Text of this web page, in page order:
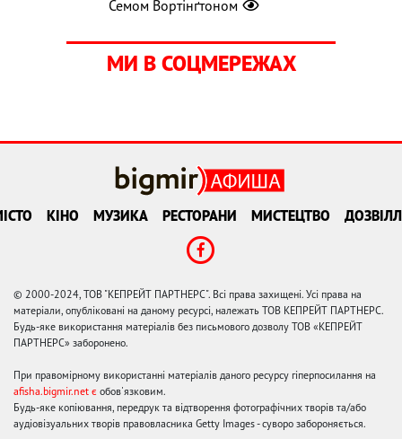
Семом Вортінґтоном
МИ В СОЦМЕРЕЖАХ
КІНО МУЗИКА РЕСТОРАНИ МИСТЕЦТВО
© 2000-2024, ТОВ "КЕПРЕЙТ ПАРТНЕРС". Всі права захищені. Усі права на
матеріали, опубліковані на даному ресурсі, належать ТОВ КЕПРЕЙТ ПАРТНЕРС.
Будь-яке використання матеріалів без письмового дозволу ТОВ «КЕПРЕЙТ
ПАРТНЕРС» заборонено.
При правомірному використанні матеріалів даного ресурсу гіперпосилання на
afisha.bigmir.net є обов'язковим.
Будь-яке копіювання, передрук та відтворення фотографічних творів та/або
аудіовізуальних творів правовласника Getty Images - суворо забороняється.